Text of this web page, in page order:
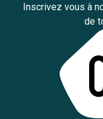
Inscrivez vous à
de